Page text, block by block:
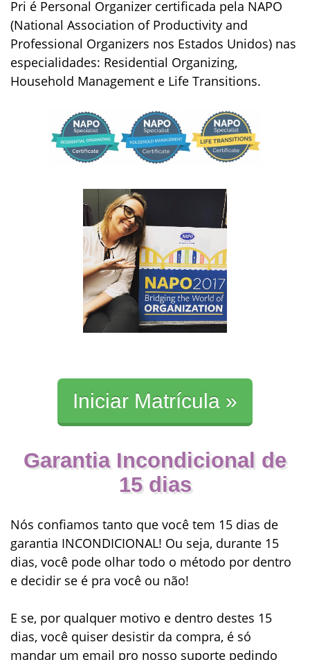
Pri é Personal Organizer certificada pela NAPO
(National Association of Productivity and
Professional Organizers nos Estados Unidos) nas
especialidades: Residential Organizing,
Household Management e Life Transitions.
Iniciar Matrícula »
Garantia Incondicional de
15 dias
Nós confiamos tanto que você tem 15 dias de
garantia INCONDICIONAL! Ou seja, durante 15
dias, você pode olhar todo o método por dentro
e decidir se é pra você ou não!
E se, por qualquer motivo e dentro destes 15
dias, você quiser desistir da compra, é só
mandar um email pro nosso suporte pedindo